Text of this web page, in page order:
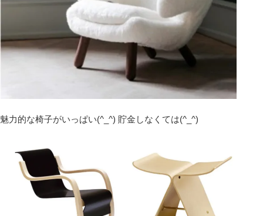
魅力的な椅子がいっぱい(^_^) 貯金しなくては(^_^)